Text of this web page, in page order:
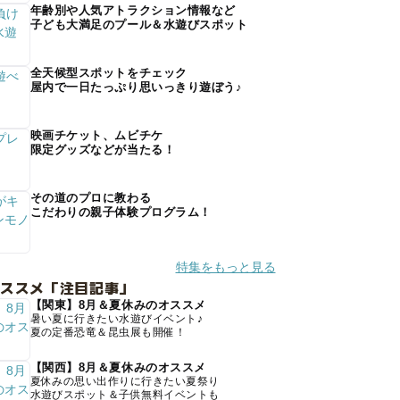
年齢別や人気アトラクション情報など
子ども大満足のプール＆水遊びスポット
全天候型スポットをチェック
屋内で一日たっぷり思いっきり遊ぼう♪
映画チケット、ムビチケ
限定グッズなどが当たる！
その道のプロに教わる
こだわりの親子体験プログラム！
特集をもっと見る
スメ「注目記事」
【関東】8月＆夏休みのオススメ
暑い夏に行きたい水遊びイベント♪
夏の定番恐竜＆昆虫展も開催！
【関西】8月＆夏休みのオススメ
夏休みの思い出作りに行きたい夏祭り
水遊びスポット＆子供無料イベントも